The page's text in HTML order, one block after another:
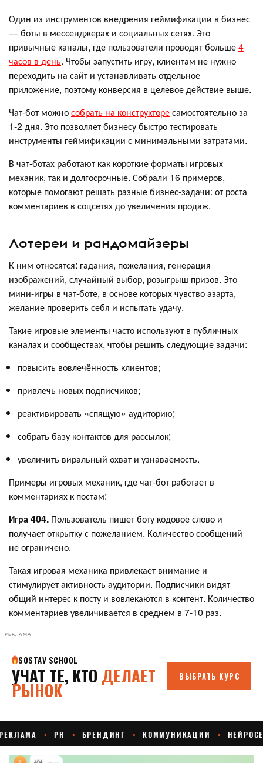
Один из инструментов внедрения геймификации в бизнес
— боты в мессенджерах и социальных сетях. Это
привычные каналы, где пользователи проводят больше4
часов в день. Чтобы запустить игру, клиентам не нужно
переходить на сайт и устанавливать отдельное
приложение, поэтому конверсия в целевое действие выше.
Чат-бот можнособрать на конструкторесамостоятельно за
1-2 дня. Это позволяет бизнесу быстро тестировать
инструменты геймификации с минимальными затратами.
В чат-ботах работают как короткие форматы игровых
механик, так и долгосрочные. Собрали 16 примеров,
которые помогают решать разные бизнес-задачи: от роста
комментариев в соцсетях до увеличения продаж.
Лотереи и рандомайзеры
К ним относятся: гадания, пожелания, генерация
изображений, случайный выбор, розыгрыш призов. Это
мини-игры в чат-боте, в основе которых чувство азарта,
желание проверить себя и испытать удачу.
Такие игровые элементы часто используют в публичных
каналах и сообществах, чтобы решить следующие задачи:
повысить вовлечённость клиентов;
привлечь новых подписчиков;
реактивировать «спящую» аудиторию;
собрать базу контактов для рассылок;
увеличить виральный охват и узнаваемость.
Примеры игровых механик, где чат-бот работает в
комментариях к постам:
Игра 404. Пользователь пишет боту кодовое слово и
получает открытку с пожеланием. Количество сообщений
не ограничено.
Такая игровая механика привлекает внимание и
стимулирует активность аудитории. Подписчики видят
общий интерес к посту и вовлекаются в контент. Количество
комментариев увеличивается в среднем в 7-10 раз.
РЕКЛАМА